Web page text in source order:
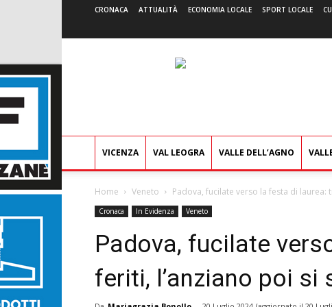
CRONACA ATTUALITÀ ECONOMIA LOCALE SPORT LOCALE
VICENZA VAL LEOGRA VALLE DELL’AGNO
Home Veneto Padova, fucilate verso la festa di laurea:
Cronaca In Evidenza Veneto
Padova, fucilate
feriti, l’anziano poi si